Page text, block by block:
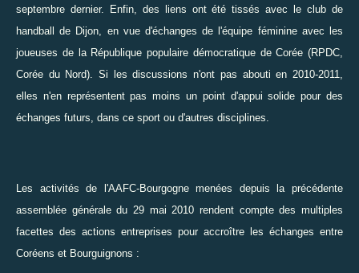
septembre dernier. Enfin, des liens ont été tissés avec le club de
handball de Dijon, en vue d'échanges de l'équipe féminine avec les
joueuses de la République populaire démocratique de Corée (RPDC,
Corée du Nord). Si les discussions n'ont pas abouti en 2010-2011,
elles n'en représentent pas moins un point d'appui solide pour des
échanges futurs, dans ce sport ou d'autres disciplines.
Les activités de l'AAFC-Bourgogne menées depuis la précédente
assemblée générale du 29 mai 2010 rendent compte des multiples
facettes des actions entreprises pour accroître les échanges entre
Coréens et Bourguignons :